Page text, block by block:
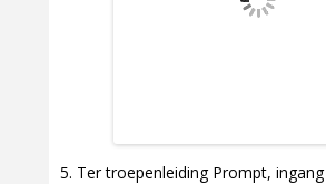
Ter troepenleiding Prompt, ingang